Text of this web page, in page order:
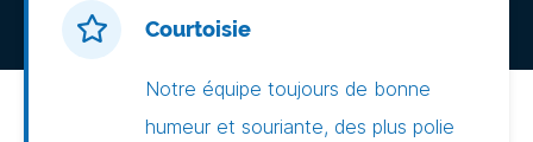
Courtoisie
Notre équipe toujours de bonne
humeur et souriante, des plus polie